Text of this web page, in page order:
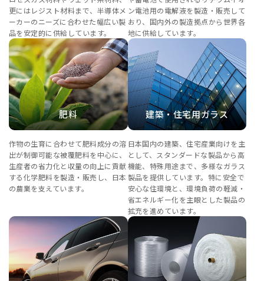
更にはレジスト材料まで、半導体メ
ーカーのニーズに合わせた幅広い製
品を安定的に供給しています。
ン電池用の電解液を製造・販売して
おり、国内外の製造拠点から世界各
地に供給しています。
肥料
作物の生育に合わせて肥料成分の溶
出が制御可能な被覆肥料を中心に、
生産者の省力化と収量の向上に貢献
する化学肥料を製造・販売し、日本
の農業を支えています。
建築・住宅用ガラス
日本国内の建築、住宅産業向けを主
として、スタンダードな製品から高
機能、特殊用途まで、多様なガラス
製品を提供しています。特に安全で
安心な住環境と、環境負荷の軽減・
省エネルギー化を主眼とした製品の
拡充を進めています。